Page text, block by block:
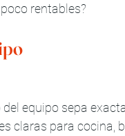
rentables?
equipo sepa
claras para cocina,